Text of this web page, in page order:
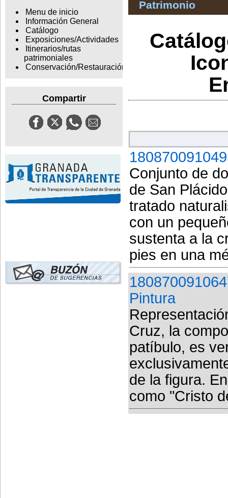
Menu de inicio
Información General
Catálogo
Exposiciones/Actividades
Itinerarios/rutas
patrimoniales
Conservación/Restauración
Compartir
Patrimonio
Conjunto de
de San
tratado
con un
sustenta a la
pies en una
Pintura
Cruz, la
patíbulo, es
de la figura.
como "Cristo